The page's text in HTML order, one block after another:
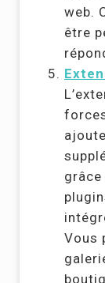
web.
être
Vous